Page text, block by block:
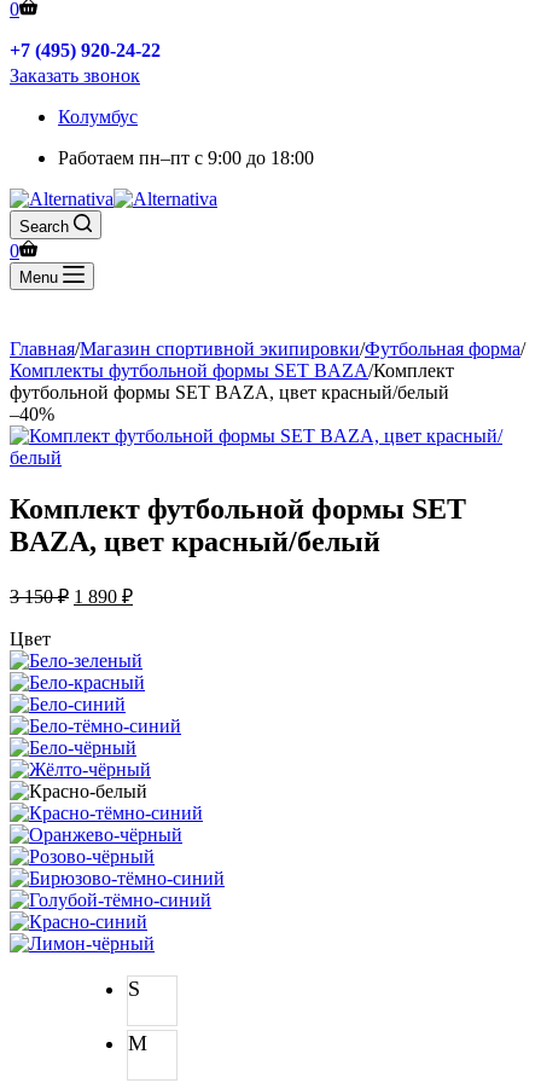
0
+7 (495) 920-24-22
Заказать звонок
Колумбус
Работаем пн–пт с 9:00 до 18:00
Search
0
Menu
Главная/Магазин спортивной экипировки/Футбольная форма/
Комплекты футбольной формы SET BAZA/Комплект
футбольной формы SET BAZA, цвет красный/белый
–40%
Комплект футбольной формы SET
BAZA, цвет красный/белый
3 150₽ 1 890 ₽
Цвет
S
M